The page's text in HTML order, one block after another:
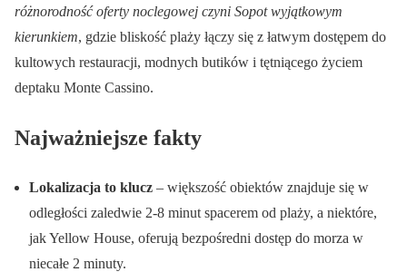
różnorodność oferty noclegowej czyni Sopot wyjątkowym
kierunkiem, gdzie bliskość plaży łączy się z łatwym dostępem do
kultowych restauracji, modnych butików i tętniącego życiem
deptaku Monte Cassino.
Najważniejsze fakty
Lokalizacja to klucz – większość obiektów znajduje się w
odległości zaledwie 2-8 minut spacerem od plaży, a niektóre,
jak Yellow House, oferują bezpośredni dostęp do morza w
niecałe 2 minuty.